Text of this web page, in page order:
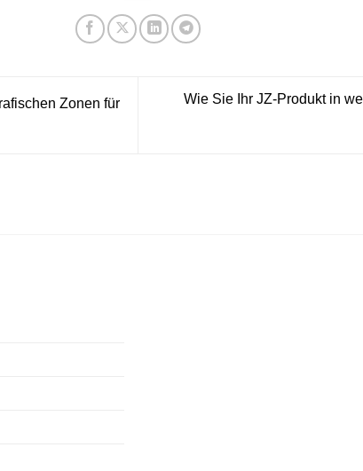
Zonen für
Wie Sie Ihr JZ-Produkt in